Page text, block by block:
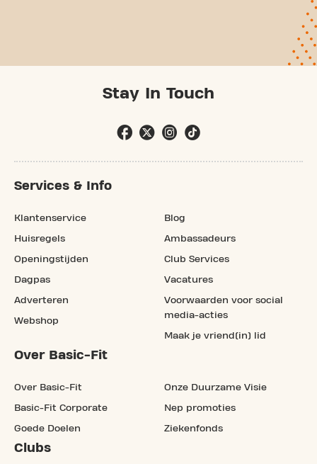
Stay In Touch
Services & Info
Klantenservice
Huisregels
Openingstijden
Dagpas
Adverteren
Webshop
Blog
Ambassadeurs
Club Services
Vacatures
Voorwaarden voor social
media-acties
Maak je vriend(in) lid
Over Basic-Fit
Over Basic-Fit
Basic-Fit Corporate
Goede Doelen
Onze Duurzame Visie
Nep promoties
Ziekenfonds
Clubs